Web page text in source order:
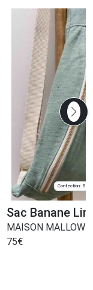
Confection:
Sac Banane
MAISON MALLOW
75€